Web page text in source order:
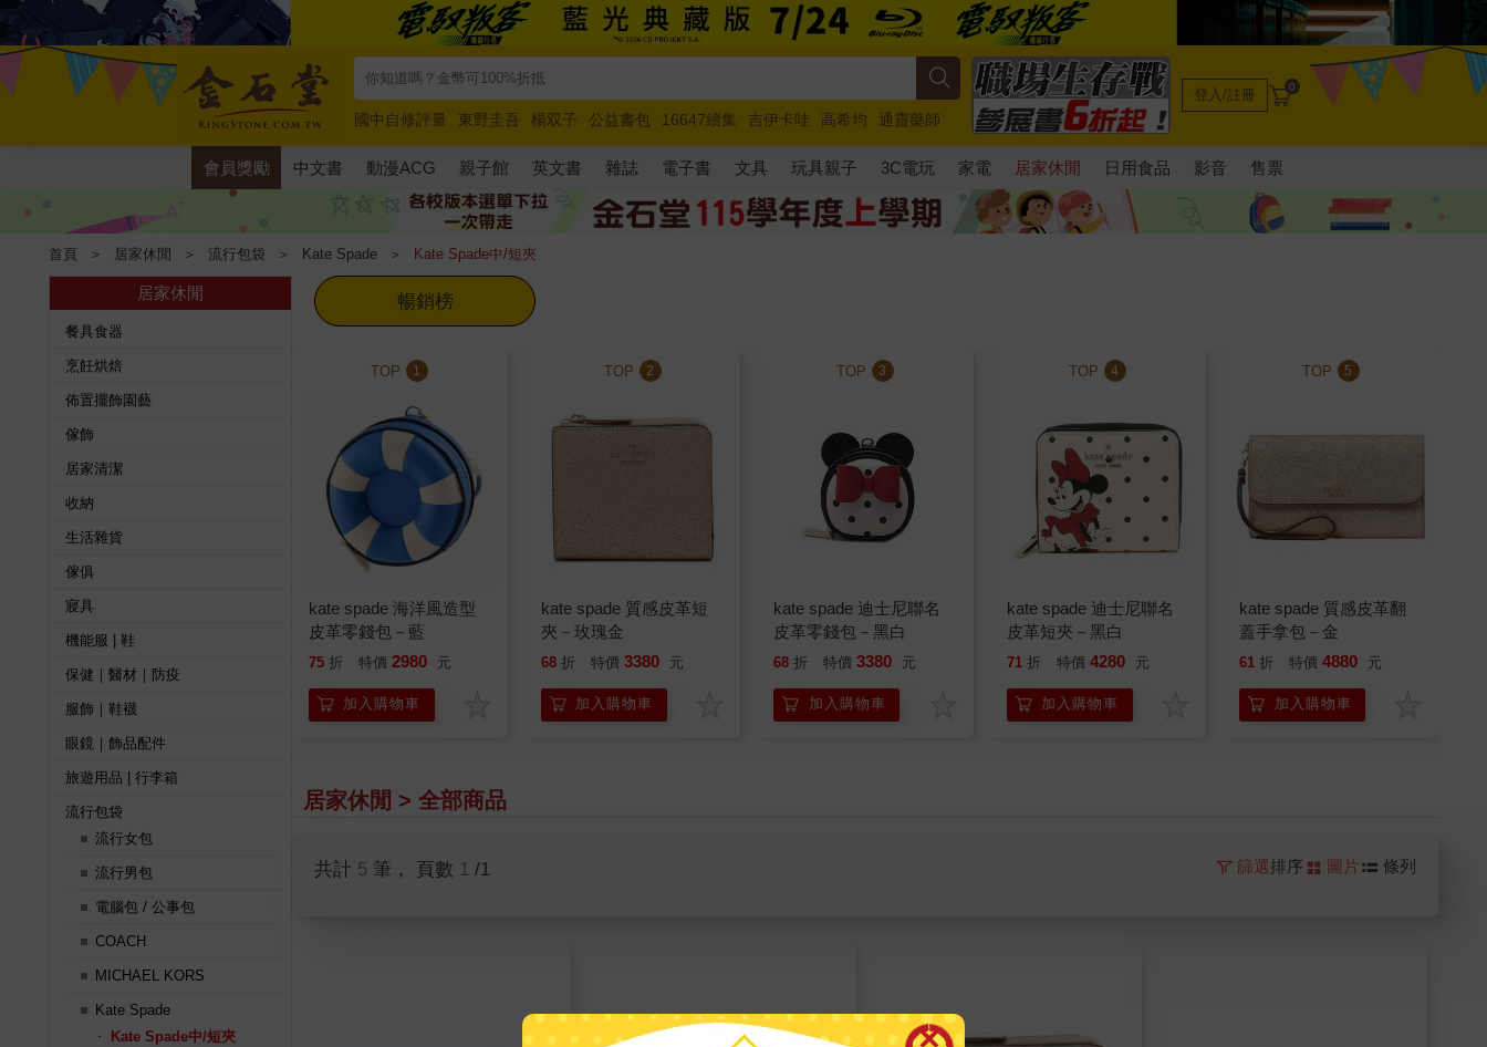
國中自修評量 東野圭吾 楊双子 公益書包 16647續集 吉伊卡哇 高希均
通靈藥師
唯紅花綻放
奧德賽 路邊攤新作 馬斯克 玩具總動員5 超慢跑
登入/註冊 0
會員獎勵 中文書 動漫ACG 親子館 英文書 雜誌 電子書 文具 玩具親子 3C電玩 家電 居家休閒 日用食品 影音 售票
首頁 ＞ 居家休閒 ＞ 流行包袋 ＞ Kate Spade ＞ Kate Spade中/短夾
居家休閒
餐具食器
烹飪烘焙
佈置擺飾園藝
傢飾
居家清潔
收納
生活雜貨
傢俱
寢具
機能服 | 鞋
保健｜醫材｜防疫
服飾｜鞋襪
眼鏡｜飾品配件
旅遊用品 | 行李箱
流行包袋
流行女包
流行男包
電腦包 / 公事包
COACH
MICHAEL KORS
Kate Spade
Kate Spade中/短夾
暢銷榜
TOP 1
kate spade 海洋風造型
皮革零錢包－藍
75 折 特價 2980 元
加入購物車
TOP 2
kate spade 質感皮革短
夾－玫瑰金
68 折 特價 3380 元
加入購物車
TOP 3
kate spade 迪士尼聯名
皮革零錢包－黑白
68 折 特價 3380 元
加入購物車
TOP 4
kate spade 迪士尼聯名
皮革短夾－黑白
71 折 特價 4280 元
加入購物車
TOP 5
kate spade 質感皮革翻
蓋手拿包－金
61 折 特價 4880 元
加入購物車
居家休閒 > 全部商品
共計 5 筆， 頁數 1 /1 篩選排序 圖片 條列